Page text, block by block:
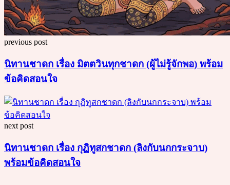
previous post
นิทานชาดก เรื่อง มิตตวินทุกชาดก (ผู้ไม่รู้จักพอ) พร้อม
ข้อคิดสอนใจ
next post
นิทานชาดก เรื่อง กุฏิทูสกชาดก (ลิงกับนกกระจาบ)
พร้อมข้อคิดสอนใจ